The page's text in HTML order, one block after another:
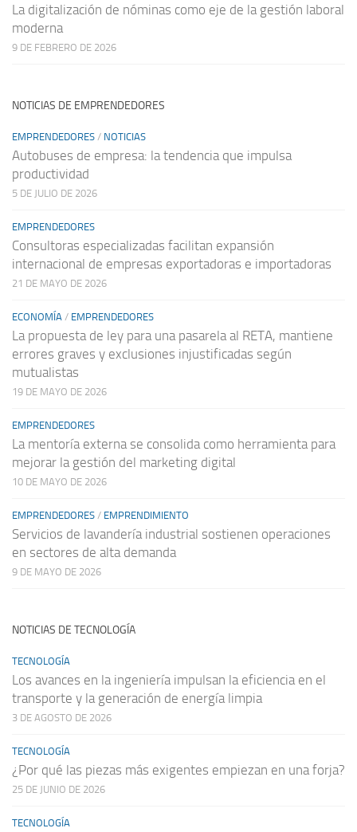
La digitalización de nóminas como eje de la gestión laboral
moderna
9 DE FEBRERO DE 2026
NOTICIAS DE EMPRENDEDORES
EMPRENDEDORES / NOTICIAS
Autobuses de empresa: la tendencia que impulsa
productividad
5 DE JULIO DE 2026
EMPRENDEDORES
Consultoras especializadas facilitan expansión
internacional de empresas exportadoras e importadoras
21 DE MAYO DE 2026
ECONOMÍA / EMPRENDEDORES
La propuesta de ley para una pasarela al RETA, mantiene
errores graves y exclusiones injustificadas según
mutualistas
19 DE MAYO DE 2026
EMPRENDEDORES
La mentoría externa se consolida como herramienta para
mejorar la gestión del marketing digital
10 DE MAYO DE 2026
EMPRENDEDORES / EMPRENDIMIENTO
Servicios de lavandería industrial sostienen operaciones
en sectores de alta demanda
9 DE MAYO DE 2026
NOTICIAS DE TECNOLOGÍA
TECNOLOGÍA
Los avances en la ingeniería impulsan la eficiencia en el
transporte y la generación de energía limpia
3 DE AGOSTO DE 2026
TECNOLOGÍA
¿Por qué las piezas más exigentes empiezan en una forja?
25 DE JUNIO DE 2026
TECNOLOGÍA